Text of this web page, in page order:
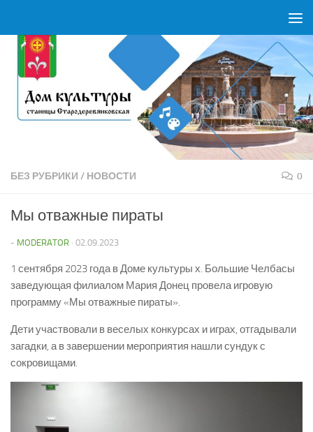
БЕЗ РУБРИКИ / НОВОСТИ 0
Мы отважные пираты
- MODERATOR · 02.09.2023
1 сентября 2023 года в Доме культуры х. Большие Челбасы
заведующая филиалом Мария Донец провела игровую
программу «Мы отважные пираты».
Дети участвовали в веселых конкурсах и играх, отгадывали
загадки, а в завершении мероприятия нашли сундук с
сокровищами.